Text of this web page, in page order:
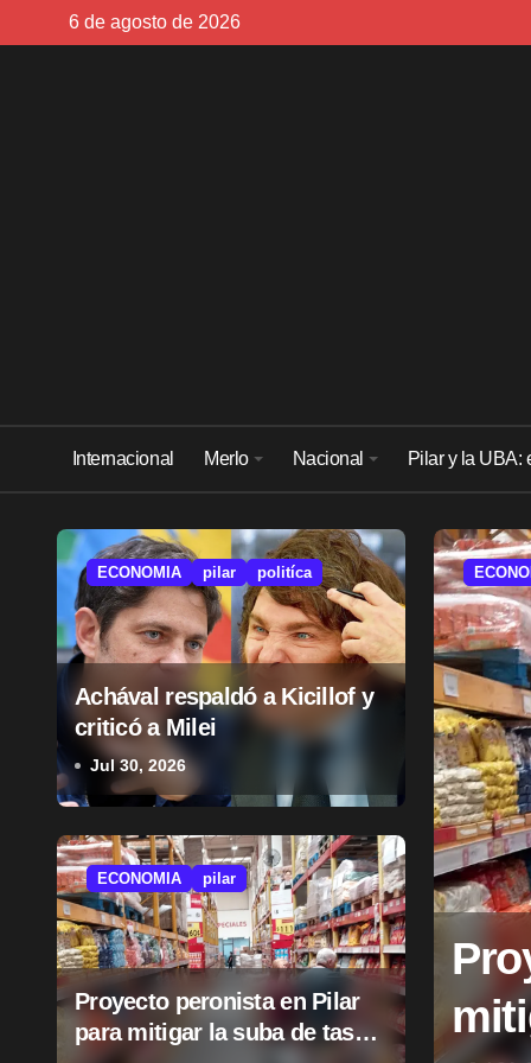
6 de agosto de 2026
Internacional Merlo Nacional Pilar y la UBA:
ECONOMIA pilar politíca
Achával respaldó a Kicillof y
criticó a Milei
Jul 30, 2026
ECONOMIA pilar
Proyecto peronista en Pilar
para mitigar la suba de tasas
a Kicillof y